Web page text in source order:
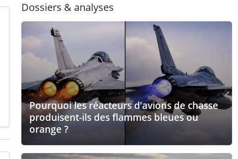
Dossiers & analyses
Pourquoi les réacteurs d’avions de chasse
produisent-ils des flammes bleues ou
orange ?